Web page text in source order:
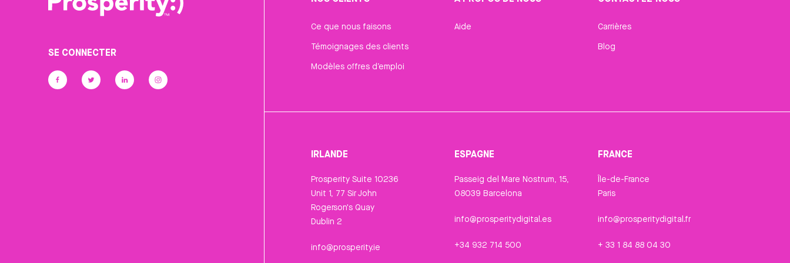
SE CONNECTER
Ce que nous faisons
Témoignages des clients
Modèles offres d’emploi
Aide
Carrières
Blog
IRLANDE
Prosperity Suite 10236
Unit 1, 77 Sir John
Rogerson's Quay
Dublin 2
info@prosperity.ie
ESPAGNE
Passeig del Mare Nostrum, 15,
08039 Barcelona
info@prosperitydigital.es
+34 932 714 500
FRANCE
Île-de-France
Paris
info@prosperitydigital.fr
+ 33 1 84 88 04 30